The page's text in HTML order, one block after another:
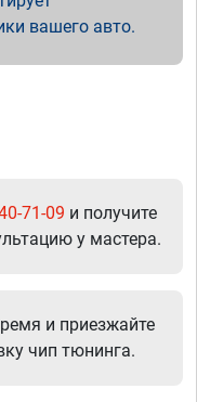
вашего авто.
71-09 и получите
у мастера.
и приезжайте
чип тюнинга.